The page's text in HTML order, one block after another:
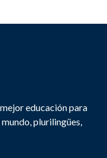
educación para
plurilingües,